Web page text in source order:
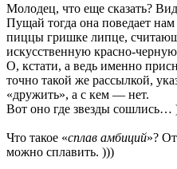
Молодец, что еще сказать?
Пущай тогда она поведает
пиццы гришке липце,
искусственную красно-
О, кстати, а ведь именно
точно такой же рассылкой,
«дружить», а с кем — нет.
Вот оно где звезды сошлись…
Что такое «сплав амбиций»?
можно сплавить. )))